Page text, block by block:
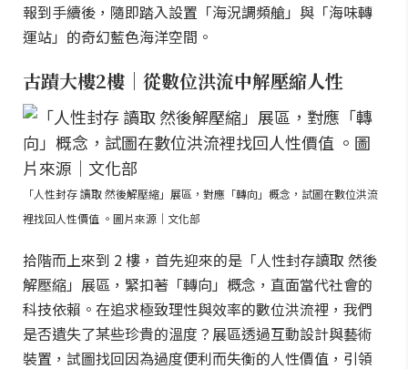
報到手續後，隨即踏入設置「海況調頻艙」與「海味轉
運站」的奇幻藍色海洋空間。
古蹟大樓2樓｜從數位洪流中解壓縮人性
「人性封存 讀取 然後解壓縮」展區，對應「轉向」概念，試圖在數位洪流
裡找回人性價值 。圖片來源｜文化部
拾階而上來到 2 樓，首先迎來的是「人性封存讀取 然後
解壓縮」展區，緊扣著「轉向」概念，直面當代社會的
科技依賴。在追求極致理性與效率的數位洪流裡，我們
是否遺失了某些珍貴的溫度？展區透過互動設計與藝術
裝置，試圖找回因為過度便利而失衡的人性價值，引領